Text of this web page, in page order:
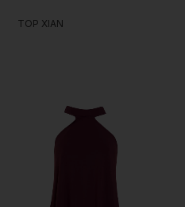
TOP XIAN